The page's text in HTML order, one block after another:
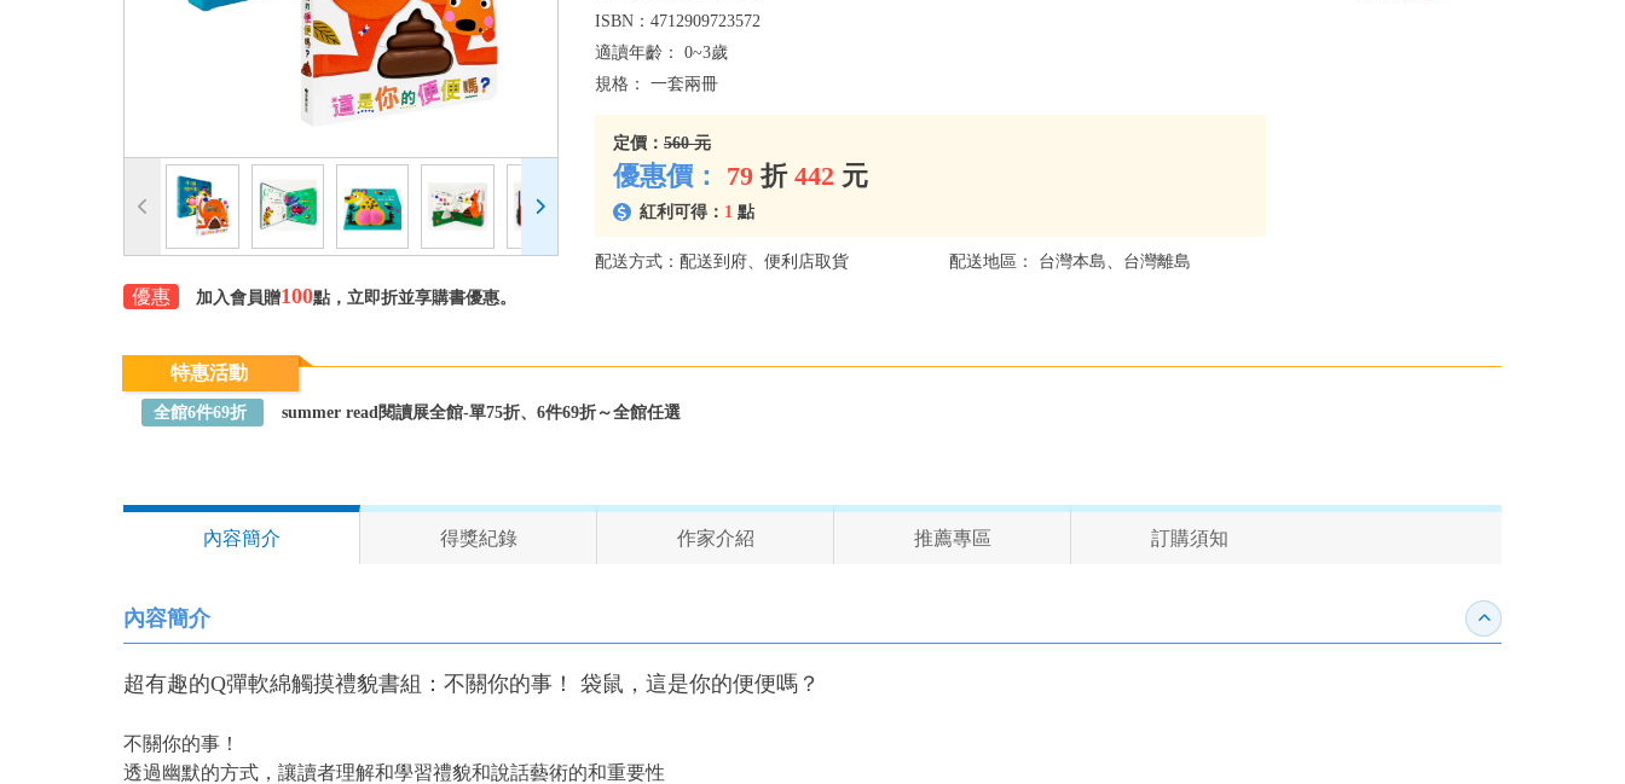
優惠 加入會員贈100點，立即折並享購書優惠。
ISBN： 4712909723572
適讀年齡： 0~3歲
規格： 一套兩冊
定價： 560 元
優惠價： 79 折 442 元
紅利可得： 1 點
配送方式：配送到府、便利店取貨 配送地區： 台灣本島、台灣離島
特惠活動
全館6件69折 summer read閱讀展全館-單75折、6件69折～全館任選
內容簡介 得獎紀錄 作家介紹 推薦專區 訂購須知
內容簡介 收合內容簡介
超有趣的Q彈軟綿觸摸禮貌書組：不關你的事！ 袋鼠，這是你的便便嗎？
不關你的事！
透過幽默的方式，讓讀者理解和學習禮貌和說話藝術的和重要性